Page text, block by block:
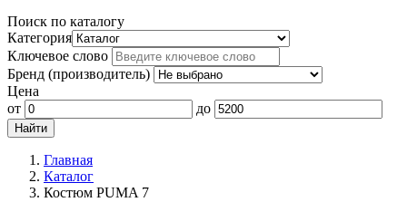
Поиск по каталогу
Категория
Ключевое слово
Бренд (производитель)
Цена
от
до
Главная
Каталог
Костюм PUMA 7